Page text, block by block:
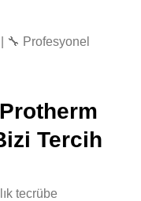
🔧 Profesyonel
Tercih
tecrübe